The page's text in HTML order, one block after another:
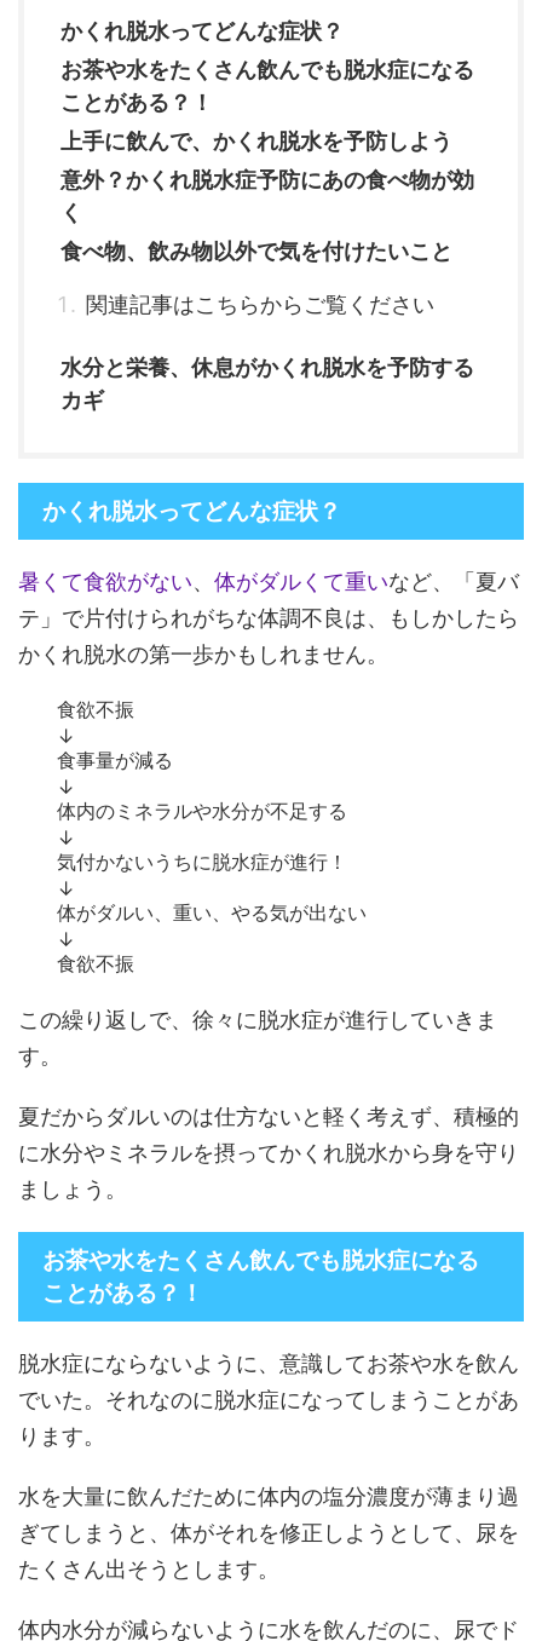
かくれ脱水ってどんな症状？
お茶や水をたくさん飲んでも脱水症になる
ことがある？！
上手に飲んで、かくれ脱水を予防しよう
意外？かくれ脱水症予防にあの食べ物が効
く
食べ物、飲み物以外で気を付けたいこと
関連記事はこちらからご覧ください
水分と栄養、休息がかくれ脱水を予防する
カギ
かくれ脱水ってどんな症状？
暑くて食欲がない、 体がダルくて重いなど、「夏バ
テ」で片付けられがちな体調不良は、もしかしたら
かくれ脱水の第一歩かもしれません。
食欲不振
↓
食事量が減る
↓
体内のミネラルや水分が不足する
↓
気付かないうちに脱水症が進行！
↓
体がダルい、重い、やる気が出ない
↓
食欲不振
この繰り返しで、徐々に脱水症が進行していきま
す。
夏だからダルいのは仕方ないと軽く考えず、積極的
に水分やミネラルを摂ってかくれ脱水から身を守り
ましょう。
お茶や水をたくさん飲んでも脱水症になる
ことがある？！
脱水症にならないように、意識してお茶や水を飲ん
でいた。それなのに脱水症になってしまうことがあ
ります。
水を大量に飲んだために体内の塩分濃度が薄まり過
ぎてしまうと、体がそれを修正しようとして、尿を
たくさん出そうとします。
体内水分が減らないように水を飲んだのに、尿でド